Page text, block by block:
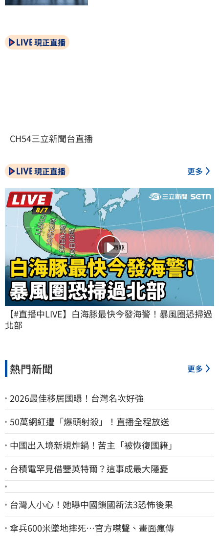
現正直播
CH54三立新聞台直播
現正直播 更多
【#直播中LIVE】白海豚最快今發海警！暴風圈恐掃過
北部
熱門新聞 更多
2026最佳移居國曝！台灣名次好強
50萬網紅遭「爆頭射殺」！直播全程放送
中國出入境新規炸鍋！苦主「被恢復國籍」
台積電罕見借鑒英特爾？這事成最大隱憂
台灣人小心！她曝中國鎖國新法3恐怖後果
傘兵600米墜地摔死…官方噤聲、畫面瘋傳